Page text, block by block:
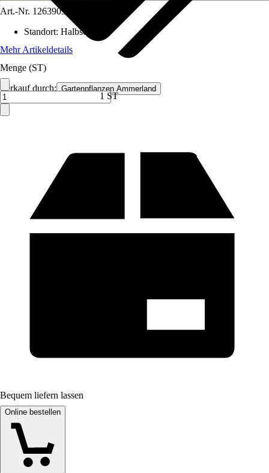
Verkauf durch: Gartenpflanzen Ammerland
Art.-Nr. 12639050
Standort: Halbschatten
Mehr Artikeldetails
Menge (ST)
1 ST
Bequem liefern lassen
Online bestellen